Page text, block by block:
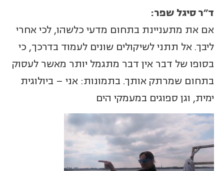
ד"ר סיגל שפר:
אם את מתעניינת בתחום מדעי כלשהו, לכי אחרי
ליבך. אל תתני לשיקולים שונים לעמוד בדרכך, כי
בסופו של דבר אין דבר מתגמל יותר מאשר לעסוק
בתחום שמרתק אותך. בתמונות: אני – ביולוגית
ימית, וגן ספוגים במעמקי הים